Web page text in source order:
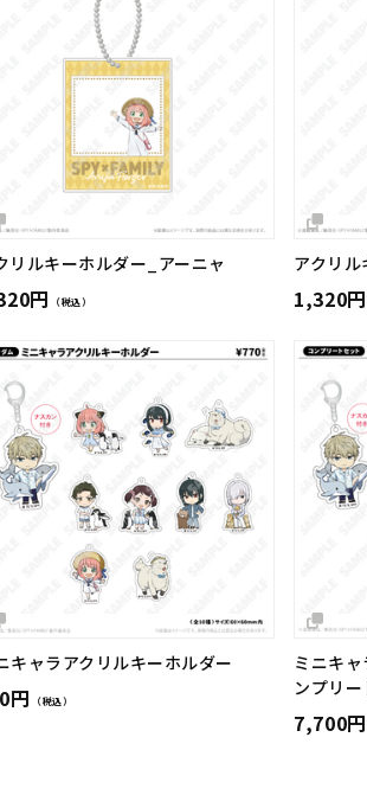
リルキーホルダー_アーニャ
円 （税込）
アクリ
1,320円
キャラアクリルキーホルダー
円 （税込）
ミニキ
ンプリー
7,700円